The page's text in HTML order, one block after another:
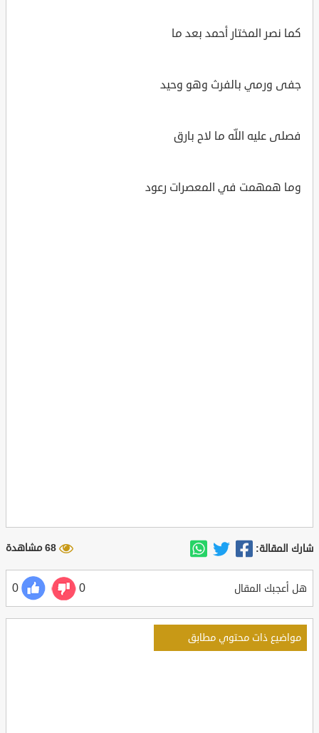
كما نصر المختار أحمد بعد ما
جفى ورمي بالفرث وهو وحيد
فصلى عليه اللّه ما لاح بارق
وما همهمت في المعصرات رعود
شارك المقالة: 68 مشاهدة
هل أعجبك المقال 0
0
مواضيع ذات محتوي مطابق